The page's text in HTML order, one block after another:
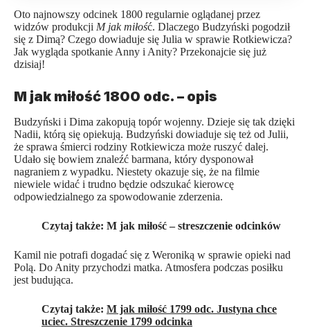
Oto najnowszy odcinek 1800 regularnie oglądanej przez
widzów produkcji M jak miłość. Dlaczego Budzyński pogodził
się z Dimą? Czego dowiaduje się Julia w sprawie Rotkiewicza?
Jak wygląda spotkanie Anny i Anity? Przekonajcie się już
dzisiaj!
M jak miłość 1800 odc. – opis
Budzyński i Dima zakopują topór wojenny. Dzieje się tak dzięki
Nadii, którą się opiekują. Budzyński dowiaduje się też od Julii,
że sprawa śmierci rodziny Rotkiewicza może ruszyć dalej.
Udało się bowiem znaleźć barmana, który dysponował
nagraniem z wypadku. Niestety okazuje się, że na filmie
niewiele widać i trudno będzie odszukać kierowcę
odpowiedzialnego za spowodowanie zderzenia.
Czytaj także: M jak miłość – streszczenie odcinków
Kamil nie potrafi dogadać się z Weroniką w sprawie opieki nad
Polą. Do Anity przychodzi matka. Atmosfera podczas posiłku
jest budująca.
Czytaj także: M jak miłość 1799 odc. Justyna chce
uciec. Streszczenie 1799 odcinka